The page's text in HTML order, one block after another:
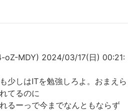
oZ-MDY) 2024/03/17(日) 00:21:
少しはITを勉強しろよ。おまえら
てるのに
るーっで今までなんともならず